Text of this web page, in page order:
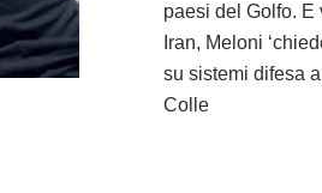
paesi del Golfo. E
Iran, Meloni
su sistemi difesa
Colle